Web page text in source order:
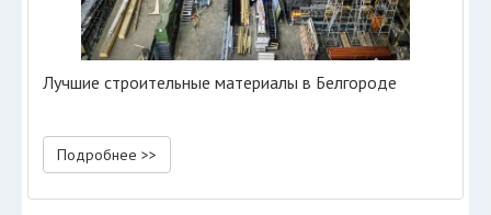
Лучшие строительные материалы в Белгороде
Подробнее >>